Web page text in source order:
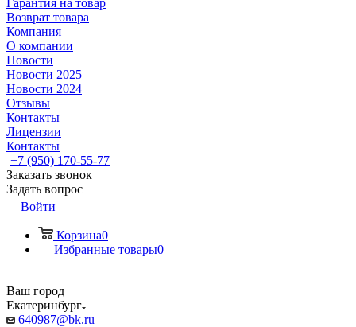
Гарантия на товар
Возврат товара
Компания
О компании
Новости
Новости 2025
Новости 2024
Отзывы
Контакты
Лицензии
Контакты
+7 (950) 170-55-77
Заказать звонок
Задать вопрос
Войти
Корзина0
Избранные товары0
Ваш город
Екатеринбург
640987@bk.ru